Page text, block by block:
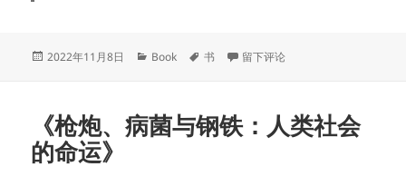
发
2022年11月8日
分
Book
标
书 于《温故一九四二》
留下评论
《枪炮、病菌与钢铁：人类社会
的命运》